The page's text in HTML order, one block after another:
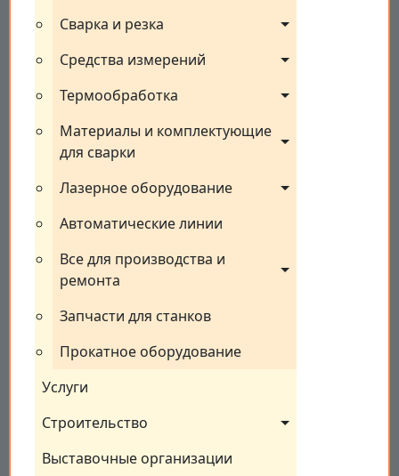
Сварка и резка
Средства измерений
Термообработка
Материалы и комплектующие
для сварки
Лазерное оборудование
Автоматические линии
Все для производства и
ремонта
Запчасти для станков
Прокатное оборудование
Услуги
Строительство
Выставочные организации